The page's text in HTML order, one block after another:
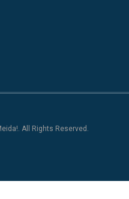
All Rights Reserved.